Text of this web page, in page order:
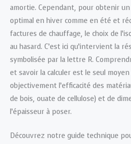
amortie. Cependant, pour obtenir
optimal en hiver comme en été et
factures de chauffage, le choix de
au hasard. C’est ici qu’intervient la
symbolisée par la lettre R.
et savoir la calculer est le seul
objectivement l’efficacité des
de bois, ouate de cellulose) et de
l’épaisseur à poser.
Découvrez notre guide technique